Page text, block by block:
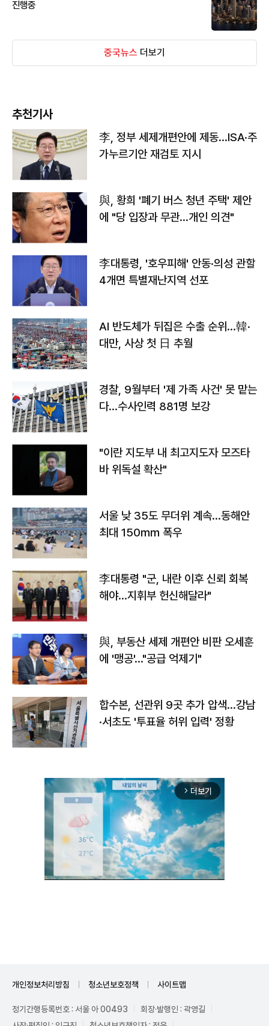
진행중
중국뉴스 더보기
추천기사
李, 정부 세제개편안에 제동…ISA·주
가누르기안 재검토 지시
與, 황희 '폐기 버스 청년 주택' 제안
에 "당 입장과 무관…개인 의견"
李대통령, '호우피해' 안동·의성 관할
4개면 특별재난지역 선포
AI 반도체가 뒤집은 수출 순위…韓·
대만, 사상 첫 日 추월
경찰, 9월부터 '제 가족 사건' 못 맡는
다…수사인력 881명 보강
"이란 지도부 내 최고지도자 모즈타
바 위독설 확산"
서울 낮 35도 무더위 계속…동해안
최대 150㎜ 폭우
李대통령 "군, 내란 이후 신뢰 회복
해야…지휘부 헌신해달라"
與, 부동산 세제 개편안 비판 오세훈
에 '맹공'…"공급 억제기"
합수본, 선관위 9곳 추가 압색…강남
·서초도 '투표율 허위 입력' 정황
arrow_forward_ios 더보기
개인정보처리방침 청소년보호정책 사이트맵
정기간행등록번호 : 서울 아 00493
회장·발행인 : 곽영길